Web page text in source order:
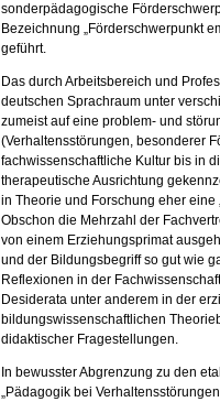
sonderpädagogische
Bezeichnung „Förderschwerpunkt
geführt.
Das durch Arbeitsbereich und
deutschen Sprachraum unter
zumeist auf eine problem- und
(Verhaltensstörungen, besonderer
fachwissenschaftliche Kultur bis in
therapeutische Ausrichtung
in Theorie und Forschung eher
Obschon die Mehrzahl der
von einem Erziehungsprimat
und der Bildungsbegriff so gut wie
Reflexionen in der
Desiderata unter anderem in der
bildungswissenschaftlichen
didaktischer Fragestellungen.
In bewusster Abgrenzung zu den
„Pädagogik bei